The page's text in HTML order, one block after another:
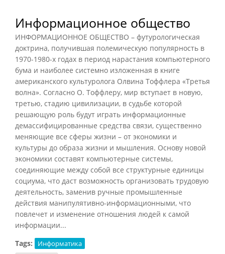
Информационное общество
ИНФОРМАЦИОННОЕ ОБЩЕСТВО – футурологическая
доктрина, получившая полемическую популярность в
1970-1980-х годах в период нарастания компьютерного
бума и наиболее системно изложенная в книге
американского культуролога Олвина Тоффлера «Третья
волна». Согласно О. Тоффлеру, мир вступает в новую,
третью, стадию цивилизации, в судьбе которой
решающую роль будут играть информационные
демассифицированные средства связи, существенно
меняющие все сферы жизни – от экономики и
культуры до образа жизни и мышления. Основу новой
экономики составят компьютерные системы,
соединяющие между собой все структурные единицы
социума, что даст возможность организовать трудовую
деятельность, заменив ручные промышленные
действия манипулятивно-информационными, что
повлечет и изменение отношения людей к самой
информации...
Tags:
Информатика